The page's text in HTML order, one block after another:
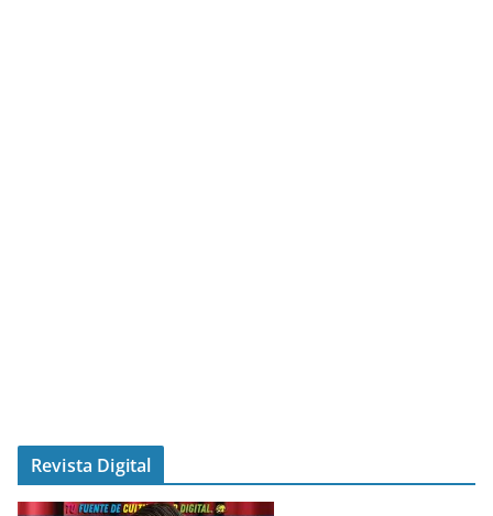
Revista Digital